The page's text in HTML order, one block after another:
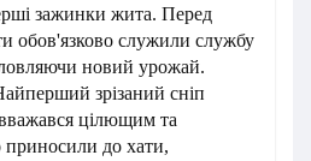
зажинки жита. Перед
обов'язково служили службу
новий урожай.
зрізаний сніп
цілющим та
до хати,